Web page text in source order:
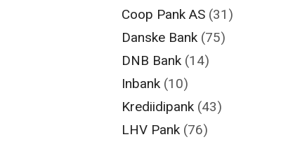
Coop Pank AS (31)
Danske Bank (75)
DNB Bank (14)
Inbank (10)
Krediidipank (43)
LHV Pank (76)